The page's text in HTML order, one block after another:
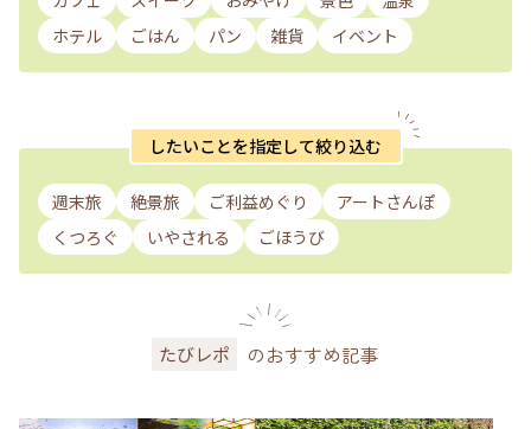
ホテル
ごはん パン 雑貨 イベント
したいことを指定して絞り込む
週末旅 絶景旅 ご利益めぐり
アートさんぽ
くつろぐ
いやされる ごほうび
たびレポ のおすすめ記事